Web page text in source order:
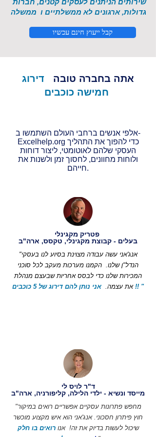
שירותים הניתנים לעסקים קטנים, חברות
גדולות, ארגונים לא ממשלתיים ו ממשלה
קבל ייעוץ חינם עכשיו
אתה בחברה טובה
דירוג
חמישה כוכבים
אלפי אנשים ברחבי העולם השתמשו ב-
Excelhelp.org כדי להפוך את התהליך
העסקי שלהם לאוטומטי, ליצור דוחות
ולוחות מחוונים, לחסוך זמן ולשנות את
חייהם.
בעלים - קבוצת מקגינלי, טקסס, ארה"ב
"אנג'אני עשה עבודה מצוינת בסיוע לנו בעסקי
הנדל"ן שלנו. הקמנו מערכות מעקב לכל סוכני
המכירות שלנו כדי לבסס אחריות שבעצם מנהלת
את עצמה.אני נותן להם דירוג של 5 כוכבים !! "
ד"ר לויס לי
מייסד ונשיא - ילדי הלילה, קליפורניה, ארה"ב
"מחפש פתרונות עסקיים אפשריים רואים במיקור
חוץ פיתרון חסכוני. אנג'אני הוא איש מקצוע מוכשר
שיכול לעשות בדיוק את זה! אנו רואים בו חלק